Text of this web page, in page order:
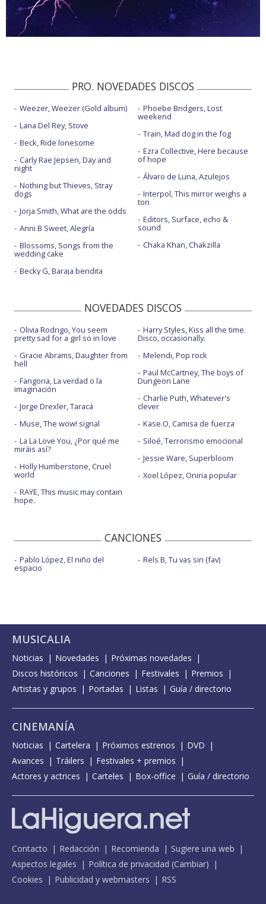
PRO. NOVEDADES DISCOS
Weezer, Weezer (Gold album)
Lana Del Rey, Stove
Beck, Ride lonesome
Carly Rae Jepsen, Day and
night
Nothing but Thieves, Stray
dogs
Jorja Smith, What are the odds
Anni B Sweet, Alegría
Blossoms, Songs from the
wedding cake
Becky G, Baraja bendita
Phoebe Bridgers, Lost
weekend
Train, Mad dog in the fog
Ezra Collective, Here because
of hope
Álvaro de Luna, Azulejos
Interpol, This mirror weighs a
ton
Editors, Surface, echo &
sound
Chaka Khan, Chakzilla
NOVEDADES DISCOS
Olivia Rodrigo, You seem
pretty sad for a girl so in love
Gracie Abrams, Daughter from
hell
Fangoria, La verdad o la
imaginación
Jorge Drexler, Taracá
Muse, The wow! signal
La La Love You, ¿Por qué me
miráis así?
Holly Humberstone, Cruel
world
RAYE, This music may contain
hope.
Harry Styles, Kiss all the time.
Disco, occasionally.
Melendi, Pop rock
Paul McCartney, The boys of
Dungeon Lane
Charlie Puth, Whatever's
clever
Kase.O, Camisa de fuerza
Siloé, Terrorismo emocional
Jessie Ware, Superbloom
Xoel López, Oniria popular
CANCIONES
Pablo López, El niño del
espacio
Rels B, Tu vas sin (fav)
MUSICALIA
Noticias Novedades
Próximas novedades
Discos históricos
Canciones Festivales
Premios
Artistas y grupos
Portadas Listas Guía / directorio
CINEMANÍA
Noticias Cartelera Próximos estrenos
DVD
Avances
Tráilers
Festivales + premios
Actores y actrices
Carteles Box-office Guía / directorio
Contacto Redacción Recomienda
Sugiere una web
Aspectos legales
Política de privacidad (Cambiar)
Cookies
Publicidad y webmasters RSS